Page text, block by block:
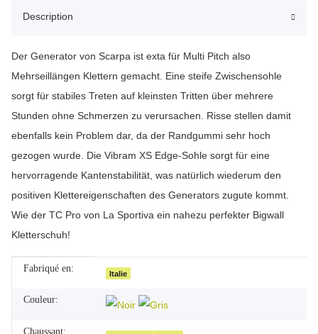
Description
Der Generator von Scarpa ist exta für Multi Pitch also
Mehrseillängen Klettern gemacht. Eine steife Zwischensohle
sorgt für stabiles Treten auf kleinsten Tritten über mehrere
Stunden ohne Schmerzen zu verursachen. Risse stellen damit
ebenfalls kein Problem dar, da der Randgummi sehr hoch
gezogen wurde. Die Vibram XS Edge-Sohle sorgt für eine
hervorragende Kantenstabilität, was natürlich wiederum den
positiven Klettereigenschaften des Generators zugute kommt.
Wie der TC Pro von La Sportiva ein nahezu perfekter Bigwall
Kletterschuh!
#productDetails.itemInformation#
#productDetails.itemValue#
Fabriqué en: Italie
Couleur:
Chaussant: